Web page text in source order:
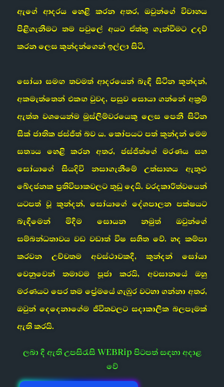
ඇගේ ආදරය හෙළි කරන අතර, ඔවුන්ගේ විවාහය
පිළිගැනීමට තම පවුලේ අයට ඒත්තු ගැන්වීමට උදව්
කරන ලෙස කුන්දන්ගෙන් ඉල්ලා සිටී.
සෝයා සමඟ තවමත් ආදරයෙන් බැඳී සිටින කුන්දන්,
අකමැත්තෙන් එකඟ වුවද, පසුව සොයා ගන්නේ අක්‍රම්
ඇත්ත වශයෙන්ම මුස්ලිම්වරයෙකු ලෙස පෙනී සිටින
සික් ජාතික ජස්ජීත් බව ය. කෝපයට පත් කුන්දන් මෙම
සත්‍යය හෙළි කරන අතර, ජස්ජීත්ගේ මරණය සහ
සෝයාගේ සියදිවි නසාගැනීමේ උත්සාහය ඇතුළු
ඛේදජනක ප්‍රතිවිපාකවලට තුඩු දෙයි. වරදකාරිත්වයෙන්
යටපත් වූ කුන්දන්, සෝයාගේ දේශපාලන පක්ෂයට
බැඳීමෙන් මිදීම සොයන නමුත් ඔවුන්ගේ
සම්බන්ධතාවය වඩ වඩාත් විෂ සහිත වේ. හද කම්පා
කරවන උච්චතම අවස්ථාවකදී, කුන්දන් සෝයා
වෙනුවෙන් තමාවම පූජා කරයි, අවසානයේ ඔහු
මරණයට පෙර තම ප්‍රේමයේ ගැඹුර වටහා ගන්නා අතර,
ඔවුන් දෙදෙනාගේම ජීවිතවලට සදාකාලික බලපෑමක්
ඇති කරයි.
ලබා දී ඇති උපසිරැසි WEBRip පිටපත් සඳහා අදාළ
වේ